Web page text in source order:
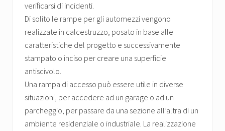
verificarsi di incidenti.
Di solito le rampe per gli automezzi vengono
realizzate in calcestruzzo, posato in base alle
caratteristiche del progetto e successivamente
stampato o inciso per creare una superficie
antiscivolo.
Una rampa di accesso può essere utile in diverse
situazioni, per accedere ad un garage o ad un
parcheggio, per passare da una sezione all’altra di un
ambiente residenziale o industriale. La realizzazione